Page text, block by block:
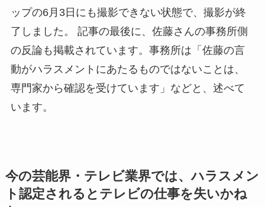
ップの6月3日にも撮影できない状態で、撮影が終
了しました。 記事の最後に、佐藤さんの事務所側
の反論も掲載されています。事務所は「佐藤の言
動がハラスメントにあたるものではないことは、
専門家から確認を受けています」などと、述べて
います。
今の芸能界・テレビ業界では、ハラスメン
ト認定されるとテレビの仕事を失いかね